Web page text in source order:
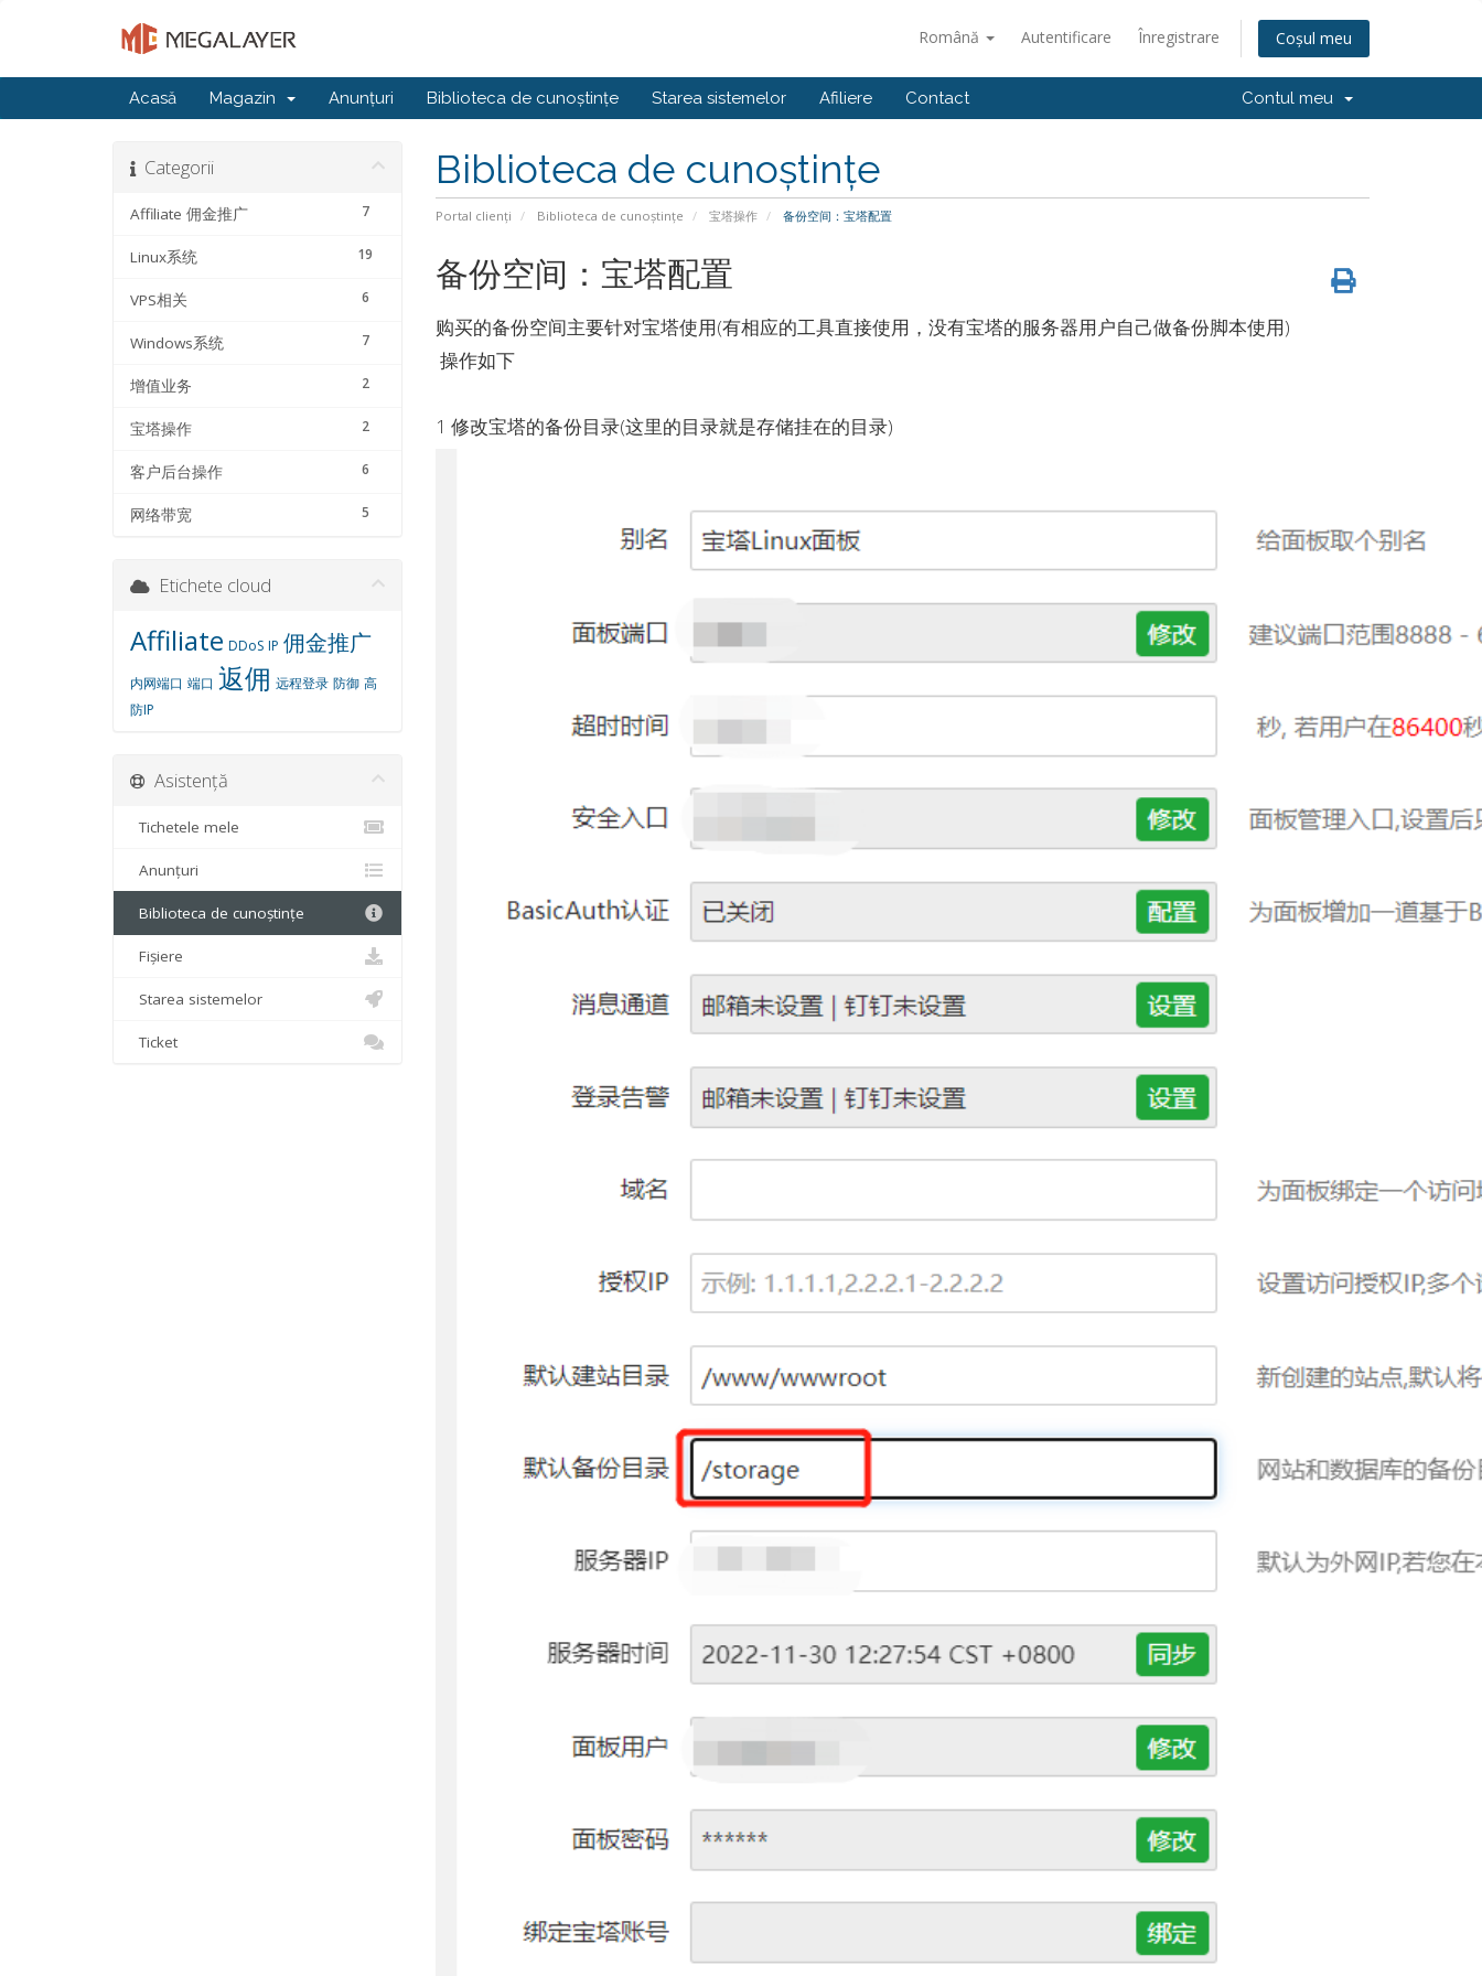
Română Autentificare Înregistrare Coșul meu
Acasă Magazin Anunțuri Biblioteca de cunoștințe Starea sistemelor Afiliere Contact Contul meu
Biblioteca de cunoștințe
Portal clienți Biblioteca de cunoștințe 宝塔操作 备份空间：宝塔配置
Categorii
7
Affiliate 佣金推广
19
Linux系统
6
VPS相关
7
Windows系统
2
增值业务
2
宝塔操作
6
客户后台操作
5
网络带宽
备份空间：宝塔配置
购买的备份空间主要针对宝塔使用(有相应的工具直接使用，没有宝塔的服务器用户自己做备份脚本使用)
操作如下
1 修改宝塔的备份目录(这里的目录就是存储挂在的目录)
Etichete cloud
Affiliate DDoS IP 佣金推广
内网端口 端口 返佣 远程登录 防御 高
防IP
Asistență
Tichetele mele
Anunțuri
Biblioteca de cunoștințe
Fișiere
Starea sistemelor
Ticket